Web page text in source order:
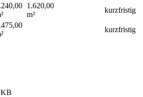
1.620,00
m²
kurzfristig
kurzfristig